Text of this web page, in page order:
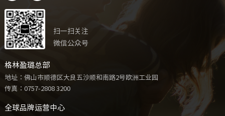
扫一扫关注
微信公众号
格林盈璐总部
地址：佛山市顺德区大良五沙顺和南路2号欧洲工业园
传真：0757-2808 3200
全球品牌运营中心